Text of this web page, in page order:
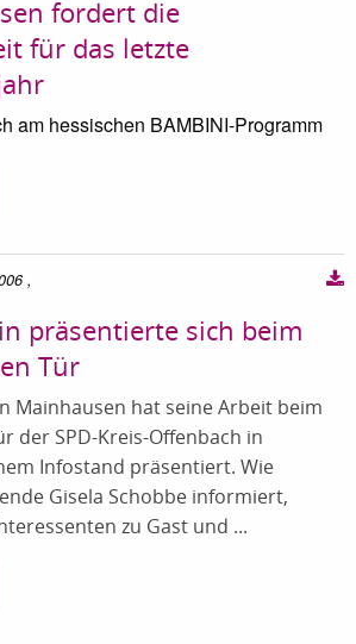
fordert die
für das letzte
am hessischen BAMBINI-Programm
,
präsentierte sich beim
Tür
Mainhausen hat seine Arbeit beim
der SPD-Kreis-Offenbach in
Infostand präsentiert. Wie
Gisela Schobbe informiert,
zu Gast und ...